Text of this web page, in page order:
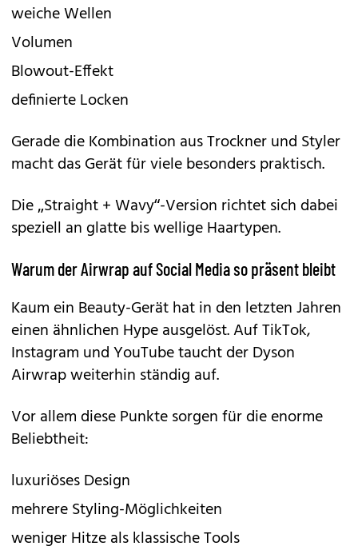
weiche Wellen
Volumen
Blowout-Effekt
definierte Locken
Gerade die Kombination aus Trockner und Styler
macht das Gerät für viele besonders praktisch.
Die „Straight + Wavy“-Version richtet sich dabei
speziell an glatte bis wellige Haartypen.
Warum der Airwrap auf Social Media so präsent bleibt
Kaum ein Beauty-Gerät hat in den letzten Jahren
einen ähnlichen Hype ausgelöst. Auf TikTok,
Instagram und YouTube taucht derDyson
Airwrapweiterhin ständig auf.
Vor allem diese Punkte sorgen für die enorme
Beliebtheit:
luxuriöses Design
mehrere Styling-Möglichkeiten
weniger Hitze als klassische Tools